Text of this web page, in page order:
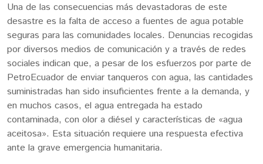
Una de las consecuencias más devastadoras de este
desastre es la falta de acceso a fuentes de agua potable
seguras para las comunidades locales. Denuncias recogidas
por diversos medios de comunicación y a través de redes
sociales indican que, a pesar de los esfuerzos por parte de
PetroEcuador de enviar tanqueros con agua, las cantidades
suministradas han sido insuficientes frente a la demanda, y
en muchos casos, el agua entregada ha estado
contaminada, con olor a diésel y características de «agua
aceitosa». Esta situación requiere una respuesta efectiva
ante la grave emergencia humanitaria.